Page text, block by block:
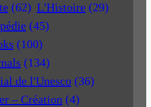
(62) L'Histoire (29)
(45)
(100)
(134)
de l'Unesco (36)
– Création (4)